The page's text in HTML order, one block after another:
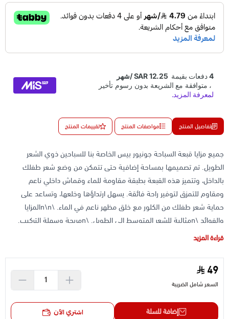
تفاصيل المنتج مواصفات المنتج تقييمات المنتج
جميع مزايا قبعة السباحة جونيور بيس الخاصة بنا للسباحين ذوي الشعر
الطويل. تم تصميمها بمساحة إضافية حتى تتمكن من وضع شعر طفلك
بالداخل، وتتميز هذه القبعة بطبقة مقاومة للماء وقماش داخلي ناعم
ومقاوم للتمزق لتوفير راحة فائقة. يسهل ارتداؤها وخلعها، وتساعد على
حماية شعر طفلك من الكلور مع خلق مظهر ناعم في الماء. \n\nالمزايا
والفوائد \nمثالية للشعر المتوسط ​​إلى الطويل. \nمريحة وسهلة التركيب.
\nطبقة مقاومة للماء لتقليل انتقال الماء للمساعدة في حماية الشعر من
قراءة المزيد
49
السعر شامل الضريبة
إضافة للسلة اشتري الآن